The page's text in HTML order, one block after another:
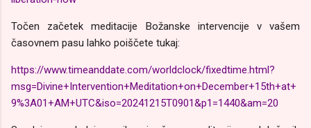
Točen začetek meditacije Božanske intervencije v vašem
časovnem pasu lahko poiščete tukaj:
https://www.timeanddate.com/worldclock/fixedtime.html?
msg=Divine+Intervention+Meditation+on+December+15th+at+
9%3A01+AM+UTC&iso=20241215T0901&p1=1440&am=20